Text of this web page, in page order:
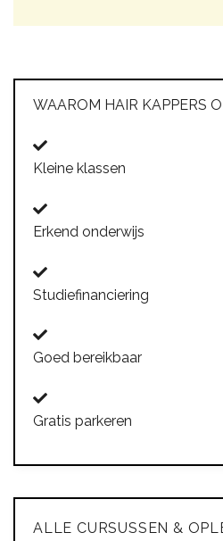
WAAROM HAIR KAPPERS
Kleine klassen
Erkend onderwijs
Studiefinanciering
Goed bereikbaar
Gratis parkeren
ALLE CURSUSSEN &